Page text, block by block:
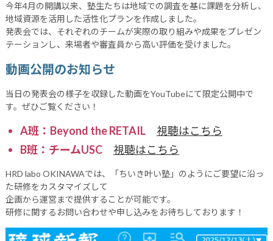
今年4月の開講以来、塾生たちは地域での調査を基に課題を分析し、
地域資源を活用した活性化プランを作成しました。
発表会では、それぞれのチームが実際の取り組みや成果をプレゼン
テーションし、来場者や審査員から高い評価を受けました。
動画公開のお知らせ
当日の発表会の様子を収録した動画をYouTubeにて限定公開中で
す。ぜひご覧ください！
A班：Beyond the RETAIL
視聴はこちら
B班：チームUSC
視聴はこちら
HRD labo OKINAWAでは、「ちいき叶い塾」のようにご要望に沿っ
た研修をカスタマイズして
企画から運営まで提供することが可能です。
研修に関するお問い合わせや申し込みをお待ちしております！